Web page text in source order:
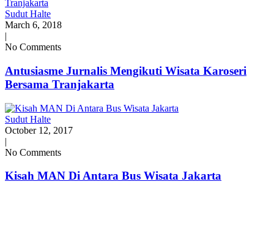
Sudut Halte
March 6, 2018
|
No Comments
Antusiasme Jurnalis Mengikuti Wisata Karoseri
Bersama Tranjakarta
Sudut Halte
October 12, 2017
|
No Comments
Kisah MAN Di Antara Bus Wisata Jakarta